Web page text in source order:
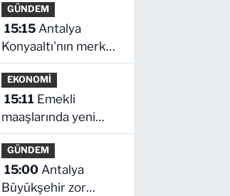
GÜNDEM
15:15 Antalya
Konyaaltı'nın merkez
ve yayla yolları
yenilenecek
EKONOMİ
15:11
maaşlarında yeni
dönem! Borcu
olanlara kötü haber
GÜNDEM
15:00 Antalya
Büyükşehir zor